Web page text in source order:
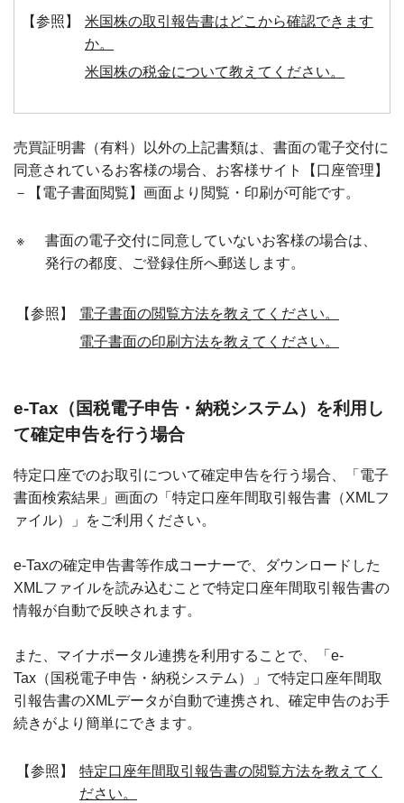
【参照】
米国株の取引報告書はどこから確認できます
か。
米国株の税金について教えてください。
売買証明書（有料）以外の上記書類は、書面の電子交付に
同意されているお客様の場合、お客様サイト【口座管理】
－【電子書面閲覧】画面より閲覧・印刷が可能です。
※
書面の電子交付に同意していないお客様の場合は、
発行の都度、ご登録住所へ郵送します。
【参照】
電子書面の閲覧方法を教えてください。
電子書面の印刷方法を教えてください。
e-Tax（国税電子申告・納税システム）を利用し
て確定申告を行う場合
特定口座でのお取引について確定申告を行う場合、「電子
書面検索結果」画面の「特定口座年間取引報告書（XMLフ
ァイル）」をご利用ください。
e-Taxの確定申告書等作成コーナーで、ダウンロードした
XMLファイルを読み込むことで特定口座年間取引報告書の
情報が自動で反映されます。
また、マイナポータル連携を利用することで、「e-
Tax（国税電子申告・納税システム）」で特定口座年間取
引報告書のXMLデータが自動で連携され、確定申告のお手
続きがより簡単にできます。
【参照】
特定口座年間取引報告書の閲覧方法を教えてく
ださい。